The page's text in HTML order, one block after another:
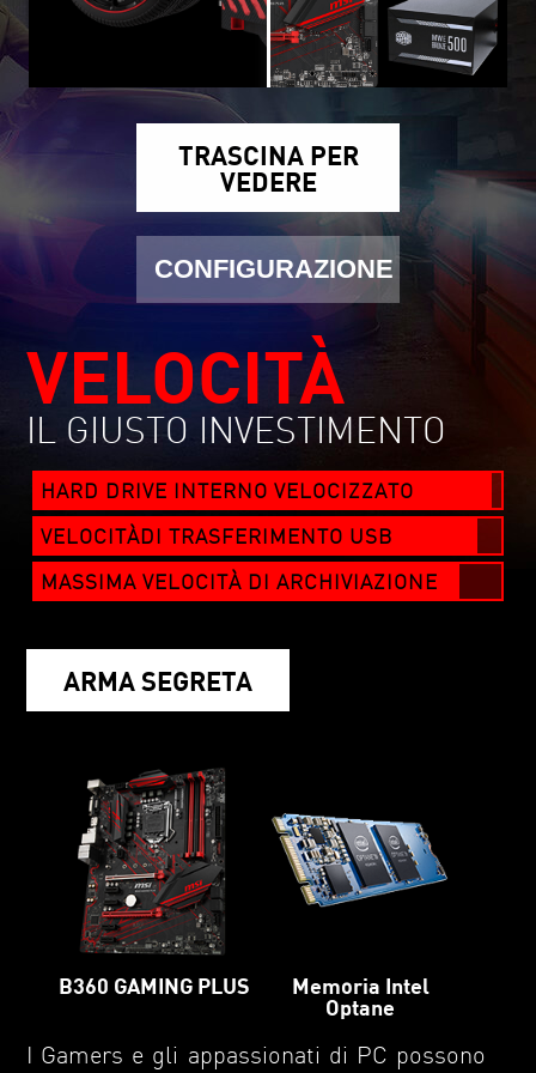
TRASCINA PER
VEDERE
CONFIGURAZIONE
VELOCITÀ
IL GIUSTO INVESTIMENTO
HARD DRIVE INTERNO VELOCIZZATO
VELOCITÀDI TRASFERIMENTO USB
MASSIMA VELOCITÀ DI ARCHIVIAZIONE
ARMA SEGRETA
B360 GAMING PLUS Memoria Intel
Optane
I Gamers e gli appassionati di PC possono